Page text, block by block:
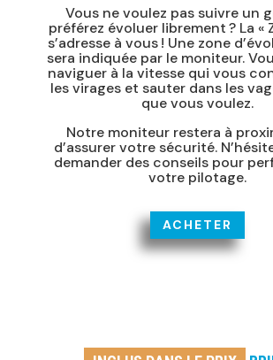
Vous ne voulez pas suivre un
préférez évoluer librement ? La «
s’adresse à vous ! Une zone
sera indiquée par le moniteur.
naviguer à la vitesse qui vous
les virages et sauter dans les
que vous voulez.
Notre moniteur restera à
d’assurer votre sécurité.
demander des conseils pour
votre pilotage.
ACHETER